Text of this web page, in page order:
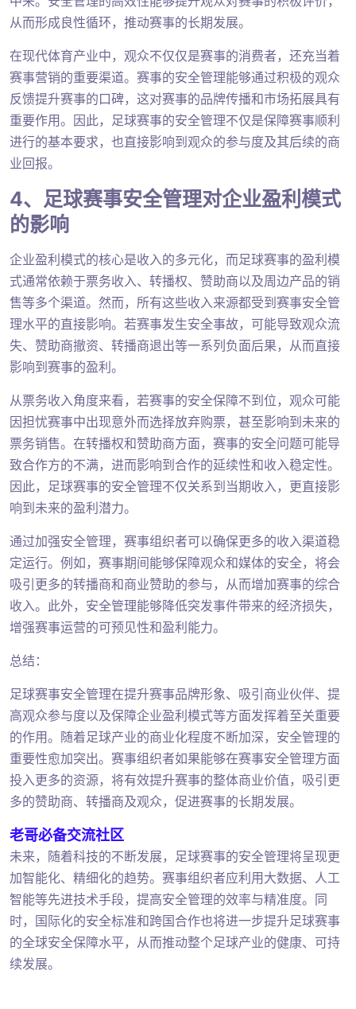
从而形成良性循环，推动赛事的长期发展。
在现代体育产业中，观众不仅仅是赛事的消费者，还充当着
赛事营销的重要渠道。赛事的安全管理能够通过积极的观众
反馈提升赛事的口碑，这对赛事的品牌传播和市场拓展具有
重要作用。因此，足球赛事的安全管理不仅是保障赛事顺利
进行的基本要求，也直接影响到观众的参与度及其后续的商
业回报。
4、足球赛事安全管理对企业盈利模式
的影响
企业盈利模式的核心是收入的多元化，而足球赛事的盈利模
式通常依赖于票务收入、转播权、赞助商以及周边产品的销
售等多个渠道。然而，所有这些收入来源都受到赛事安全管
理水平的直接影响。若赛事发生安全事故，可能导致观众流
失、赞助商撤资、转播商退出等一系列负面后果，从而直接
影响到赛事的盈利。
从票务收入角度来看，若赛事的安全保障不到位，观众可能
因担忧赛事中出现意外而选择放弃购票，甚至影响到未来的
票务销售。在转播权和赞助商方面，赛事的安全问题可能导
致合作方的不满，进而影响到合作的延续性和收入稳定性。
因此，足球赛事的安全管理不仅关系到当期收入，更直接影
响到未来的盈利潜力。
通过加强安全管理，赛事组织者可以确保更多的收入渠道稳
定运行。例如，赛事期间能够保障观众和媒体的安全，将会
吸引更多的转播商和商业赞助的参与，从而增加赛事的综合
收入。此外，安全管理能够降低突发事件带来的经济损失，
增强赛事运营的可预见性和盈利能力。
总结：
足球赛事安全管理在提升赛事品牌形象、吸引商业伙伴、提
高观众参与度以及保障企业盈利模式等方面发挥着至关重要
的作用。随着足球产业的商业化程度不断加深，安全管理的
重要性愈加突出。赛事组织者如果能够在赛事安全管理方面
投入更多的资源，将有效提升赛事的整体商业价值，吸引更
多的赞助商、转播商及观众，促进赛事的长期发展。
老哥必备交流社区
未来，随着科技的不断发展，足球赛事的安全管理将呈现更
加智能化、精细化的趋势。赛事组织者应利用大数据、人工
智能等先进技术手段，提高安全管理的效率与精准度。同
时，国际化的安全标准和跨国合作也将进一步提升足球赛事
的全球安全保障水平，从而推动整个足球产业的健康、可持
续发展。